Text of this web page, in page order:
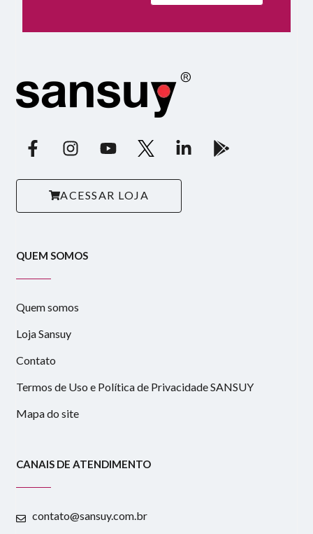
ACESSAR LOJA
QUEM SOMOS
Quem somos
Loja Sansuy
Contato
Termos de Uso e Política de Privacidade SANSUY
Mapa do site
CANAIS DE ATENDIMENTO
contato@sansuy.com.br